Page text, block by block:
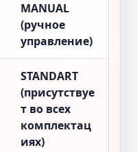
MANUAL
(ручное
управление)
STANDART
(присутствуе
т во всех
комплектац
иях)